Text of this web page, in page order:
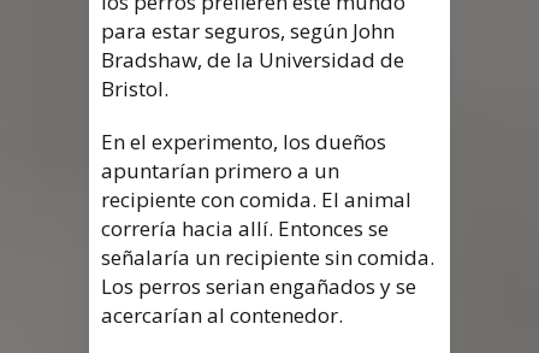
para estar seguros, según John
Bradshaw, de la Universidad de
Bristol.
En el experimento, los dueños
apuntarían primero a un
recipiente con comida. El animal
correría hacia allí. Entonces se
señalaría un recipiente sin comida.
Los perros serian engañados y se
acercarían al contenedor.